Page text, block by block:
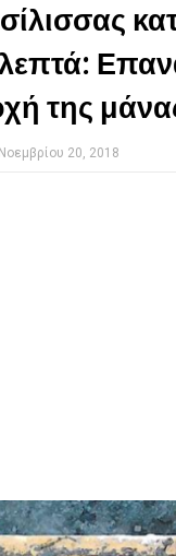
της
20, 2018